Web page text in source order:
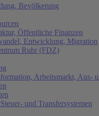
Bevölkerung
Öffentliche Finanzen
Entwicklung, Migration
Ruhr (FDZ)
Arbeitsmarkt, Aus-
und Transfersystemen